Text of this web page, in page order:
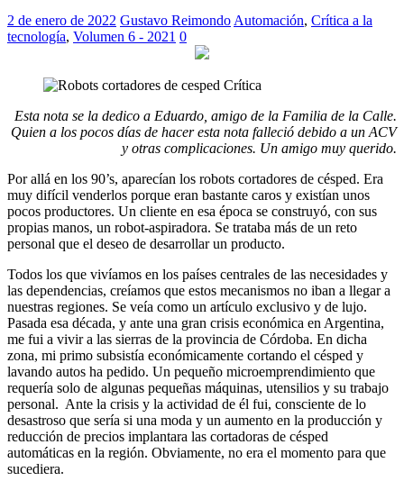
2 de enero de 2022 Gustavo Reimondo Automación, Crítica a la
tecnología, Volumen 6 - 2021 0
Esta nota se la dedico a Eduardo, amigo de la Familia de la Calle.
Quien a los pocos días de hacer esta nota falleció debido a un ACV
y otras complicaciones. Un amigo muy querido.
Por allá en los 90’s, aparecían los robots cortadores de césped. Era
muy difícil venderlos porque eran bastante caros y existían unos
pocos productores. Un cliente en esa época se construyó, con sus
propias manos, un robot-aspiradora. Se trataba más de un reto
personal que el deseo de desarrollar un producto.
Todos los que vivíamos en los países centrales de las necesidades y
las dependencias, creíamos que estos mecanismos no iban a llegar a
nuestras regiones. Se veía como un artículo exclusivo y de lujo.
Pasada esa década, y ante una gran crisis económica en Argentina,
me fui a vivir a las sierras de la provincia de Córdoba. En dicha
zona, mi primo subsistía económicamente cortando el césped y
lavando autos ha pedido. Un pequeño microemprendimiento que
requería solo de algunas pequeñas máquinas, utensilios y su trabajo
personal. Ante la crisis y la actividad de él fui, consciente de lo
desastroso que sería si una moda y un aumento en la producción y
reducción de precios implantara las cortadoras de césped
automáticas en la región. Obviamente, no era el momento para que
sucediera.